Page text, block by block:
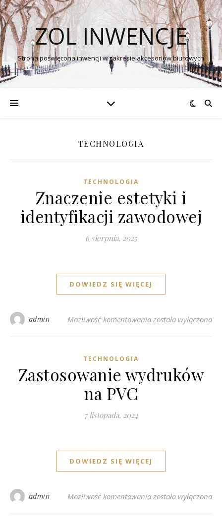
ZOL INWENCJE
Strona poświęcona inwencji w zakresie akcesoriów biurowych
TECHNOLOGIA
TECHNOLOGIA
Znaczenie estetyki i
identyfikacji zawodowej
6 sierpnia, 2025
DOWIEDZ SIĘ WIĘCEJ
admin Możliwość komentowania Znaczenie estetyki i
została wyłączona
TECHNOLOGIA
Zastosowanie wydruków
na PVC
7 listopada, 2024
DOWIEDZ SIĘ WIĘCEJ
admin Możliwość komentowania Zastosowanie
została wyłączona